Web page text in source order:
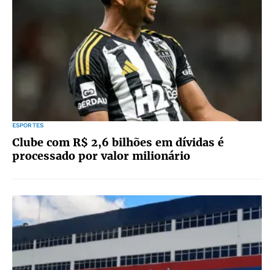
ESPORTES
Clube com R$ 2,6 bilhões em dívidas é
processado por valor milionário